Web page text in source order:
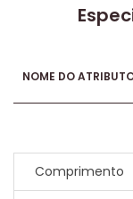
NOME DO
Comprimento